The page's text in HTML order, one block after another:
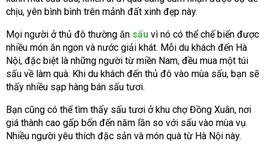
chịu, yên bình bình trên mảnh đất xinh đẹp này.
Mọi người ở thủ đô thường ăn sấu vì nó có thể chế biến được
nhiều món ăn ngon và nước giải khát. Mỗi du khách đến Hà
Nội, đặc biệt là những người từ miền Nam, đều mua một túi
sấu về làm quà. Khi du khách đến thủ đô vào mùa sấu, bạn sẽ
thấy nhiều sạp hàng bán sấu tươi.
Bạn cũng có thể tìm thấy sấu tươi ở khu chợ Đồng Xuân, nơi
giá thành cao gấp bốn đến năm lần so với sấu vào mùa vụ.
Nhiều người yêu thích đặc sản và món quà từ Hà Nội này.